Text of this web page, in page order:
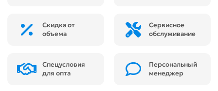
Скидка от
объема
Сервисное
обслуживание
Спецусловия
для опта
Персональный
менеджер